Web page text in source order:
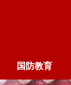
国防教育